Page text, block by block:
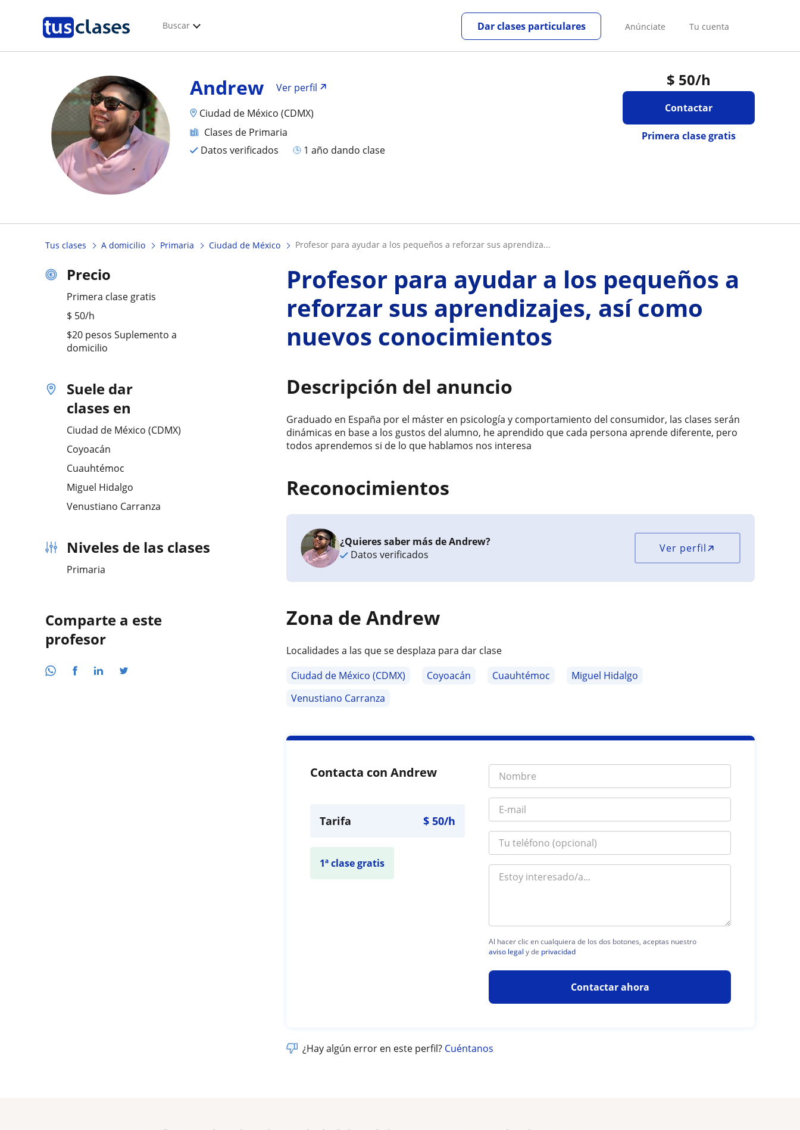
Buscar Anúnciate Tu cuenta
Dar clases particulares
$ 50/h
Contactar
Primera clase gratis
Andrew
Ver perfil
Ciudad de México (CDMX)
Clases de Primaria
Datos verificados
1 año dando clase
Tus clases A domicilio Primaria Ciudad de México profesor para ayudar a los pequeños a reforzar sus aprendiza...
Precio
Primera clase gratis
$ 50/h
$20 pesos Suplemento a
domicilio
Suele dar
clases en
Ciudad de México (CDMX)
Coyoacán
Cuauhtémoc
Miguel Hidalgo
Venustiano Carranza
Niveles de las clases
Primaria
Comparte a este
profesor
Profesor para ayudar a los pequeños a
reforzar sus aprendizajes, así como
nuevos conocimientos
Descripción del anuncio
Graduado en España por el máster en psicología y comportamiento del consumidor, las clases serán
dinámicas en base a los gustos del alumno, he aprendido que cada persona aprende diferente, pero
todos aprendemos si de lo que hablamos nos interesa
Reconocimientos
¿Quieres saber más de Andrew?
Datos verificados
Ver perfil
Zona de Andrew
Localidades a las que se desplaza para dar clase
Ciudad de México (CDMX)
Coyoacán Cuauhtémoc
Miguel Hidalgo
Venustiano Carranza
Contacta con Andrew
Tarifa $50/h
1ª clase gratis
Al hacer clic en cualquiera de los dos botones, aceptas nuestro
aviso legal y de privacidad
Contactar ahora
¿Hay algún error en este perfil? Cuéntanos